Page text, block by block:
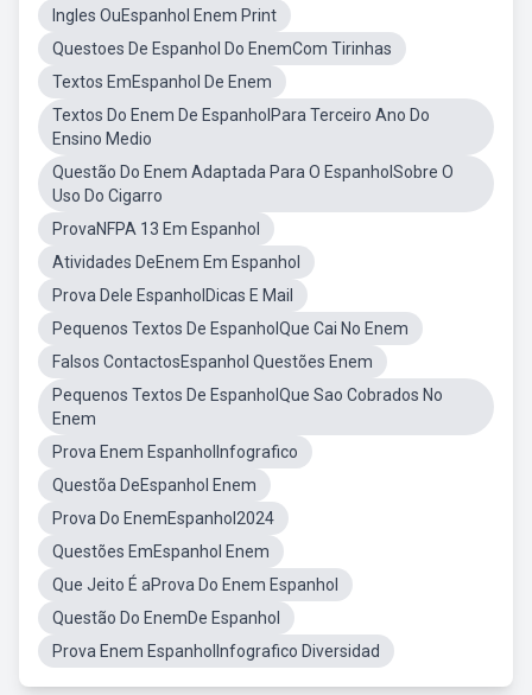
Ingles OuEspanhol Enem Print
Questoes De Espanhol Do EnemCom Tirinhas
Textos EmEspanhol De Enem
Textos Do Enem De EspanholPara Terceiro Ano Do
Ensino Medio
Questão Do Enem Adaptada Para O EspanholSobre O
Uso Do Cigarro
ProvaNFPA 13 Em Espanhol
Atividades DeEnem Em Espanhol
Prova Dele EspanholDicas E Mail
Pequenos Textos De EspanholQue Cai No Enem
Falsos ContactosEspanhol Questões Enem
Pequenos Textos De EspanholQue Sao Cobrados No
Enem
Prova Enem EspanholInfografico
Questõa DeEspanhol Enem
Prova Do EnemEspanhol2024
Questões EmEspanhol Enem
Que Jeito É aProva Do Enem Espanhol
Questão Do EnemDe Espanhol
Prova Enem EspanholInfografico Diversidad